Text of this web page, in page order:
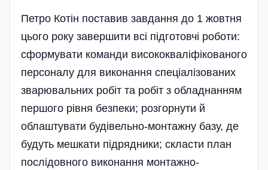
Петро Котін поставив завдання до 1 жовтня
цього року завершити всі підготовчі роботи:
сформувати команди висококваліфікованого
персоналу для виконання спеціалізованих
зварювальних робіт та робіт з обладнанням
першого рівня безпеки; розгорнути й
облаштувати будівельно-монтажну базу, де
будуть мешкати підрядники; скласти план
послідовного виконання монтажно-